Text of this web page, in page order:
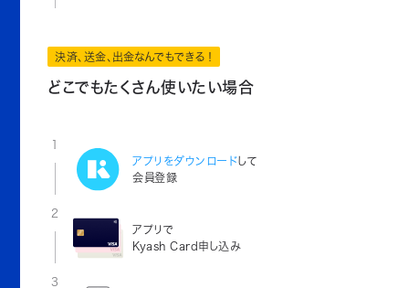
決済、送金、出金なんでもできる！
どこでもたくさん使いたい場合
1
アプリをダウンロードして
会員登録
2
アプリで
Kyash Card申し込み
3